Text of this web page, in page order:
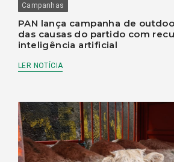
Campanhas
PAN lança campanha de
das causas do partido com
inteligência artificial
LER NOTÍCIA